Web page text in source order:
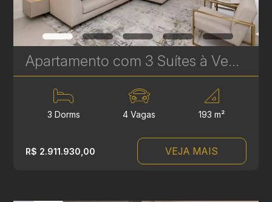
Apartamento com 3 Suítes à Venda no LandHaus Plaenge – 193 m² no Ecoville | Ref. 615
3 Dorms 4 Vagas 193 m²
R$ 2.911.930,00 VEJA MAIS